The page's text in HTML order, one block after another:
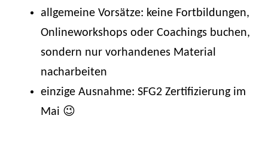
allgemeine Vorsätze: keine Fortbildungen,
Onlineworkshops oder Coachings buchen,
sondern nur vorhandenes Material
nacharbeiten
einzige Ausnahme: SFG2 Zertifizierung im
Mai 😉